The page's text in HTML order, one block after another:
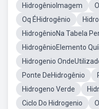
HidrogênioImagem
Oq ÉHidrogênio
HidrogênioNa Tabela
HidrogênioElemento
Hidrogenio
Ponte DeHidrogênio
Hidrogeno Verde
Ciclo Do Hidrogenio